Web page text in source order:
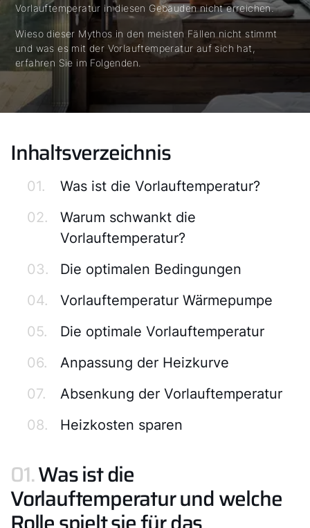
Vorlauftemperatur in diesen Gebäuden nicht erreichen.
Wieso dieser Mythos in den meisten Fällen nicht stimmt
und was es mit der Vorlauftemperatur auf sich hat,
erfahren Sie im Folgenden.
Inhaltsverzeichnis
01.
Was ist die Vorlauftemperatur?
02.
Warum schwankt die
Vorlauftemperatur?
03.
Die optimalen Bedingungen
04.
Vorlauftemperatur Wärmepumpe
05.
Die optimale Vorlauftemperatur
06.
Anpassung der Heizkurve
07.
Absenkung der Vorlauftemperatur
08.
Heizkosten sparen
01.Was ist die
Vorlauftemperatur und welche